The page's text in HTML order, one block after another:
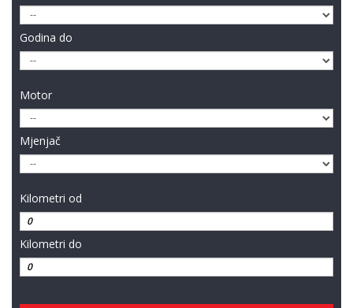
Godina do
Motor
Mjenjač
Kilometri od
Kilometri do